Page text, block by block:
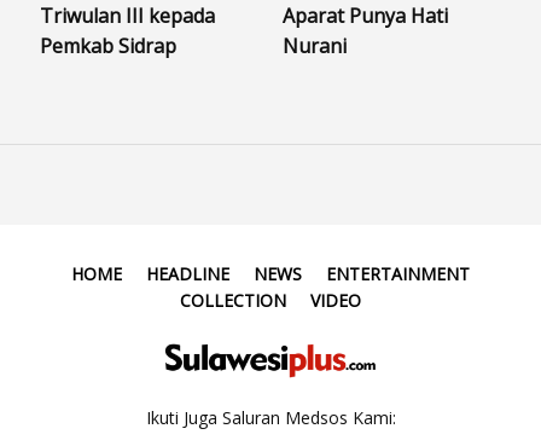
Triwulan III kepada
Pemkab Sidrap
Aparat Punya Hati
Nurani
HOME HEADLINE NEWS
ENTERTAINMENT
COLLECTION
VIDEO
Ikuti Juga Saluran Medsos Kami: